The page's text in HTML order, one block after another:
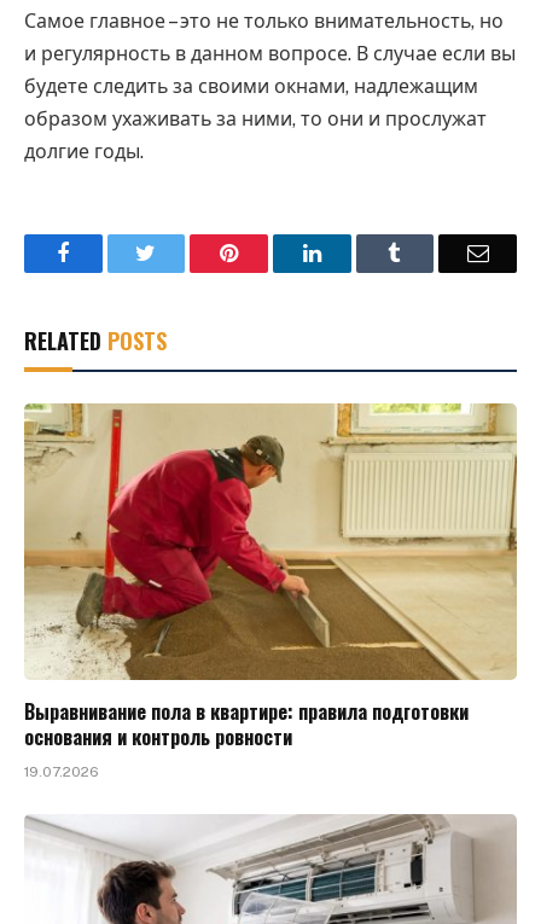
Самое главное – это не только внимательность, но
и регулярность в данном вопросе. В случае если вы
будете следить за своими окнами, надлежащим
образом ухаживать за ними, то они и прослужат
долгие годы.
Facebook Pinterest LinkedIn Email
RELATED POSTS
Выравнивание пола в квартире: правила подготовки
основания и контроль ровности
19.07.2026